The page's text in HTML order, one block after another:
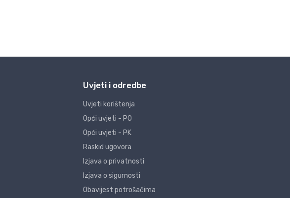
Uvjeti i odredbe
Uvjeti korištenja
Opći uvjeti - PO
Opći uvjeti - PK
Raskid ugovora
Izjava o privatnosti
Izjava o sigurnosti
Obavijest potrošačima